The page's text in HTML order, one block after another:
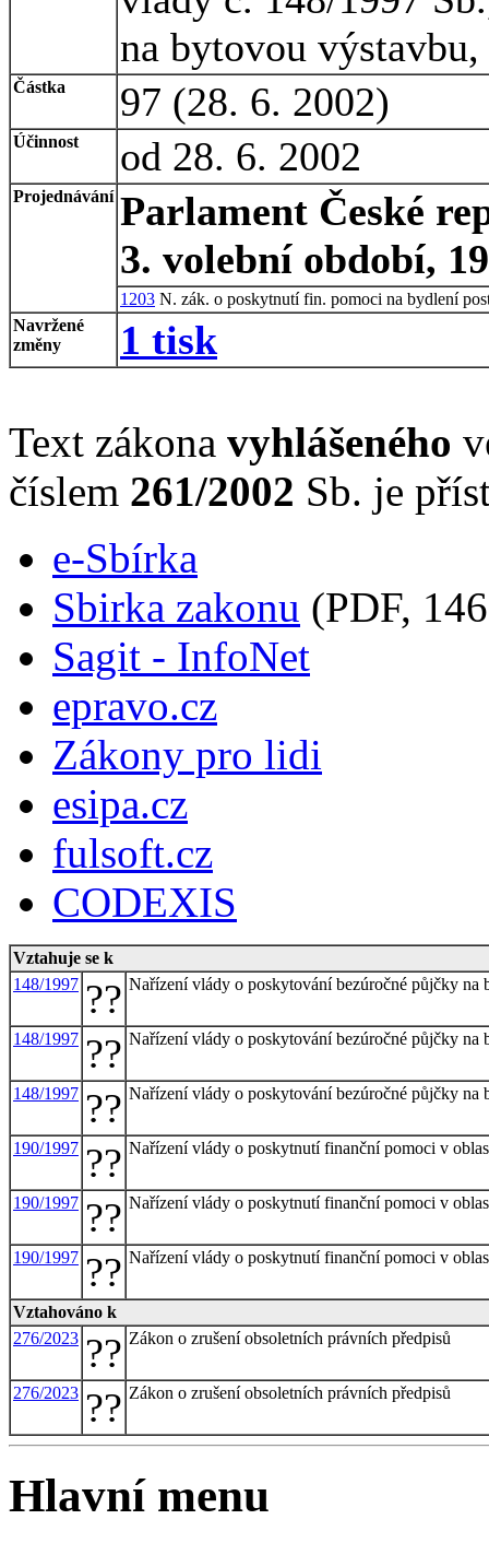
na bytovou
Částka 97 (28. 6. 2002)
Účinnost od 28. 6. 2002
Projednávání Parlament České
3. volební období,
1203 N. zák. o poskytnutí fin. pomoci na bydlení
Navržené
změny
1 tisk
Text zákona vyhlášeného
číslem 261/2002 Sb. je
e-Sbírka
Sbirka zakonu (PDF,
Sagit - InfoNet
epravo.cz
Zákony pro lidi
esipa.cz
fulsoft.cz
CODEXIS
Vztahuje se k
148/1997 ?? Nařízení vlády o poskytování bezúročné půjčky na
148/1997 ?? Nařízení vlády o poskytování bezúročné půjčky na
148/1997 ?? Nařízení vlády o poskytování bezúročné půjčky na
190/1997 ?? Nařízení vlády o poskytnutí finanční pomoci v
190/1997 ?? Nařízení vlády o poskytnutí finanční pomoci v
190/1997 ?? Nařízení vlády o poskytnutí finanční pomoci v
Vztahováno k
276/2023 ?? Zákon o zrušení obsoletních právních předpisů
276/2023 ?? Zákon o zrušení obsoletních právních předpisů
Hlavní menu